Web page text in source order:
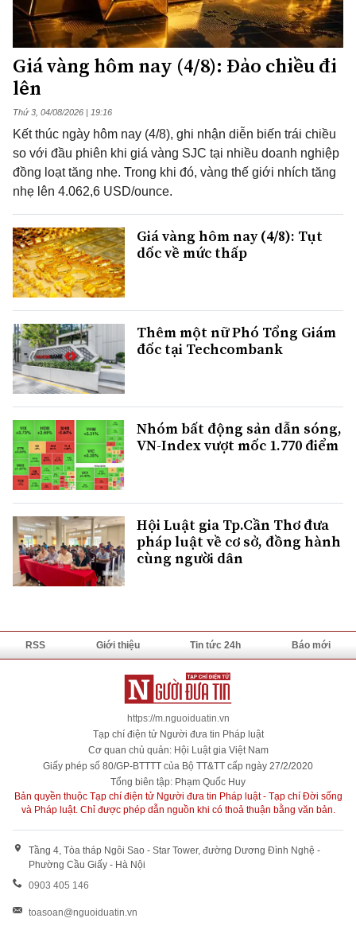
Giá vàng hôm nay (4/8): Đảo chiều đi
lên
Thứ 3, 04/08/2026 | 19:16
Kết thúc ngày hôm nay (4/8), ghi nhận diễn biến trái chiều
so với đầu phiên khi giá vàng SJC tại nhiều doanh nghiệp
đồng loạt tăng nhẹ. Trong khi đó, vàng thế giới nhích tăng
nhẹ lên 4.062,6 USD/ounce.
Giá vàng hôm nay (4/8): Tụt
dốc về mức thấp
Thêm một nữ Phó Tổng Giám
đốc tại Techcombank
Nhóm bất động sản dẫn sóng,
VN-Index vượt mốc 1.770 điểm
Hội Luật gia Tp.Cần Thơ đưa
pháp luật về cơ sở, đồng hành
cùng người dân
RSS Giới thiệu Tin tức 24h Báo mới
https://m.nguoiduatin.vn
Tạp chí điện tử Người đưa tin Pháp luật
Cơ quan chủ quản: Hội Luật gia Việt Nam
Giấy phép số 80/GP-BTTTT của Bộ TT&TT cấp ngày 27/2/2020
Tổng biên tập: Phạm Quốc Huy
Bản quyền thuộc Tạp chí điện tử Người đưa tin Pháp luật - Tạp chí Đời sống
và Pháp luật. Chỉ được phép dẫn nguồn khi có thoả thuận bằng văn bản.
Tầng 4, Tòa tháp Ngôi Sao - Star Tower, đường Dương Đình Nghệ -
Phường Cầu Giấy - Hà Nội
0903 405 146
toasoan@nguoiduatin.vn